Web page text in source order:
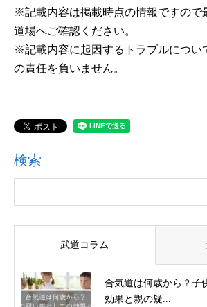
※記載内容は掲載時点の情報ですので
道場へご確認ください。
※記載内容に起因するトラブルについ
の責任を負いません。
検索
武道コラム
合気道は何歳から？子
効果と親の疑...